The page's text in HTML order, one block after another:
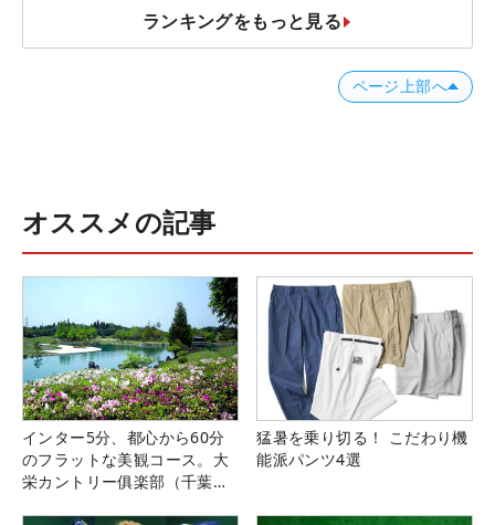
ランキングをもっと見る
ページ上部へ
オススメの記事
インター5分、都心から60分
のフラットな美観コース。大
栄カントリー俱楽部（千葉
猛暑を乗り切る！ こだわり機
能派パンツ4選